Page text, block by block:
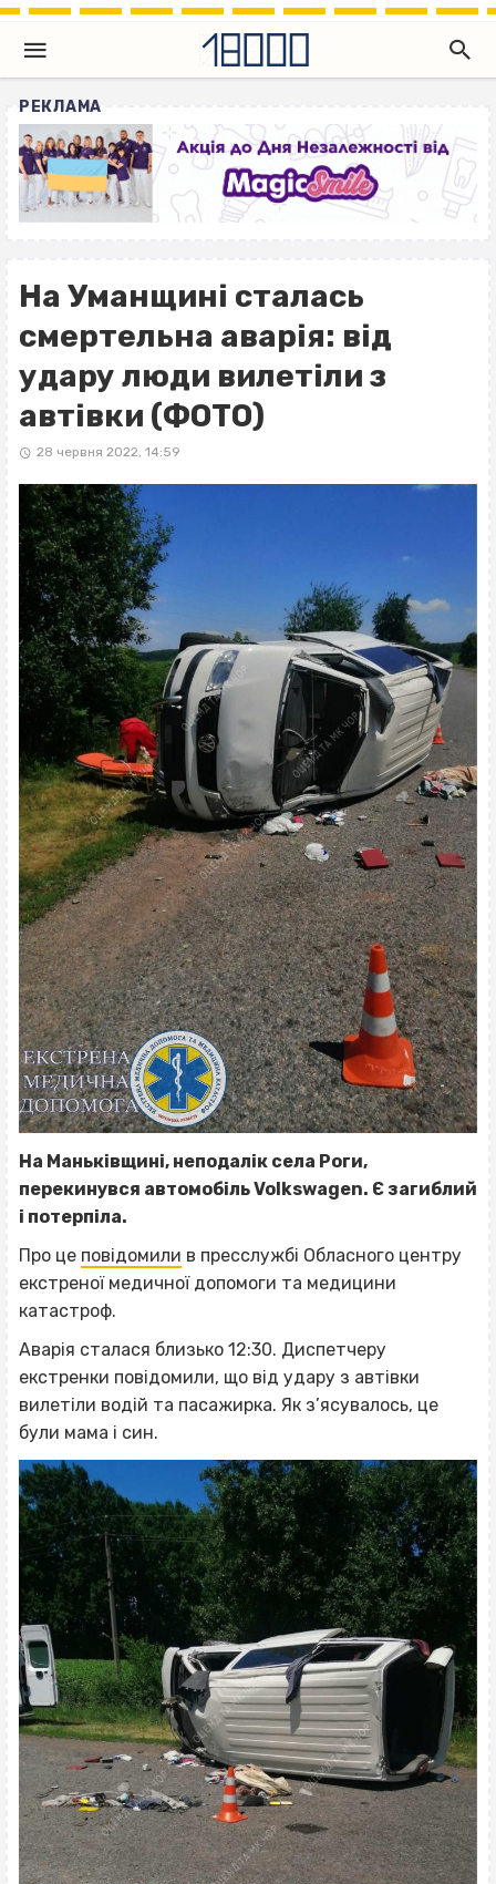
РЕКЛАМА
На Уманщині сталась
смертельна аварія: від
удару люди вилетіли з
автівки (ФОТО)
28 червня 2022, 14:59
На Маньківщині, неподалік села Роги,
перекинувся автомобіль Volkswagen. Є загиблий
і потерпіла.
Про це повідомили в пресслужбі Обласного центру
екстреної медичної допомоги та медицини
катастроф.
Аварія сталася близько 12:30. Диспетчеру
екстренки повідомили, що від удару з автівки
вилетіли водій та пасажирка. Як з’ясувалось, це
були мама і син.